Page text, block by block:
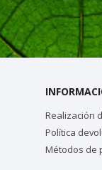
Realización
Política
Métodos de